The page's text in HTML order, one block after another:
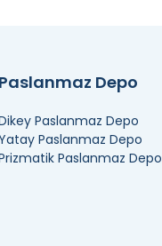
Paslanmaz Depo
Paslanmaz Depo
Paslanmaz Depo
Paslanmaz Depo